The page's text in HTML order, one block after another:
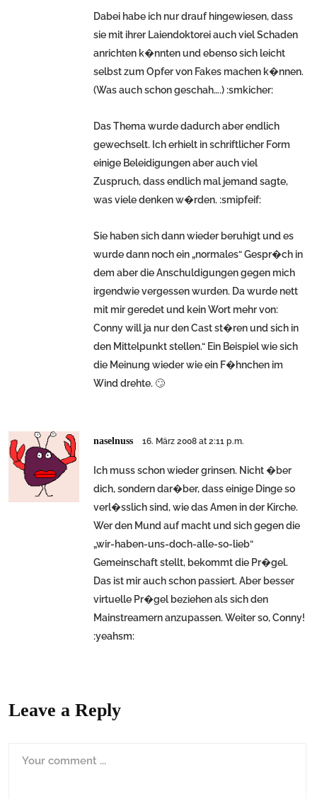
Dabei habe ich nur drauf hingewiesen, dass
sie mit ihrer Laiendoktorei auch viel Schaden
anrichten k�nnten und ebenso sich leicht
selbst zum Opfer von Fakes machen k�nnen.
(Was auch schon geschah….) :smkicher:
Das Thema wurde dadurch aber endlich
gewechselt. Ich erhielt in schriftlicher Form
einige Beleidigungen aber auch viel
Zuspruch, dass endlich mal jemand sagte,
was viele denken w�rden. :smipfeif:
Sie haben sich dann wieder beruhigt und es
wurde dann noch ein „normales“ Gespr�ch in
dem aber die Anschuldigungen gegen mich
irgendwie vergessen wurden. Da wurde nett
mit mir geredet und kein Wort mehr von:
Conny will ja nur den Cast st�ren und sich in
den Mittelpunkt stellen.“ Ein Beispiel wie sich
die Meinung wieder wie ein F�hnchen im
Wind drehte. 🙄
naselnuss 16. März 2008 at 2:11 p.m.
Ich muss schon wieder grinsen. Nicht �ber
dich, sondern dar�ber, dass einige Dinge so
verl�sslich sind, wie das Amen in der Kirche.
Wer den Mund auf macht und sich gegen die
„wir-haben-uns-doch-alle-so-lieb“
Gemeinschaft stellt, bekommt die Pr�gel.
Das ist mir auch schon passiert. Aber besser
virtuelle Pr�gel beziehen als sich den
Mainstreamern anzupassen. Weiter so, Conny!
:yeahsm:
Leave a Reply